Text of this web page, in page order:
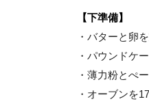
【下準備】
・バターと卵
・パウンドケ
・薄力粉とぺ
・オーブンを